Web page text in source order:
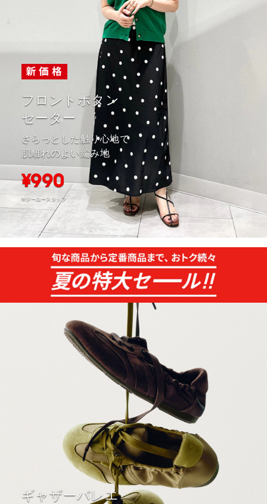
フロントボタン
セーター
さらっとした触り心地で
肌離れのよい編み地
¥990
※ジーユースタッフ
ギャザーバレエ